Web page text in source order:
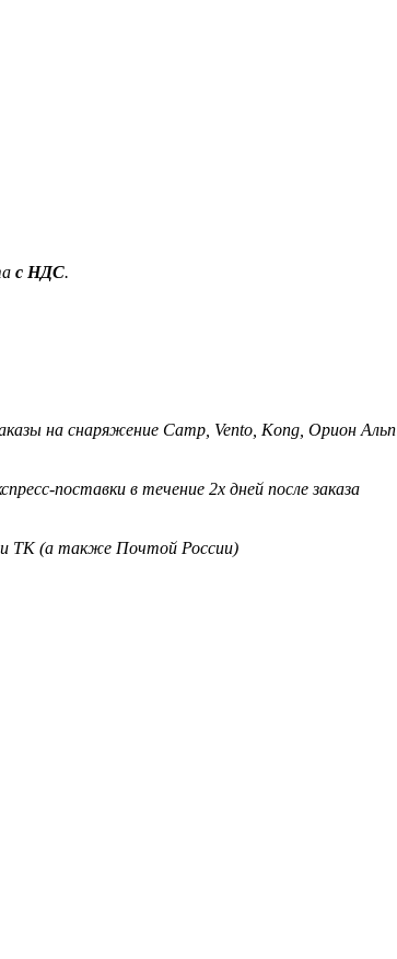
с НДС.
на снаряжение Camp, Vento, Kong, Орион Альп
поставки в течение 2х дней после заказа
ТК (а также Почтой России)